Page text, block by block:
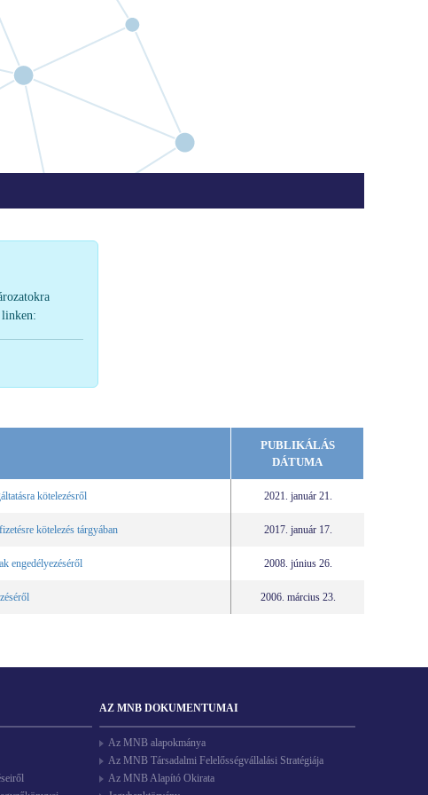
linken:
PUBLIKÁLÁS
DÁTUMA
kötelezésről 2021. január 21.
kötelezés tárgyában 2017. január 17.
engedélyezéséről 2008. június 26.
2006. március 23.
AZ MNB DOKUMENTUMAI
Az MNB alapokmánya
Az MNB Társadalmi Felelősségvállalási Stratégiája
Az MNB Alapító Okirata